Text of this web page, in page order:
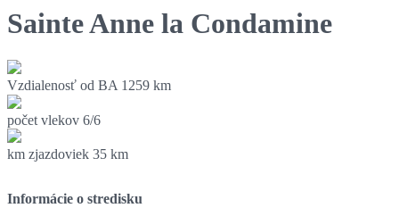
Sainte Anne la Condamine
Vzdialenosť od BA 1259 km
počet vlekov 6/6
km zjazdoviek 35 km
Informácie o stredisku